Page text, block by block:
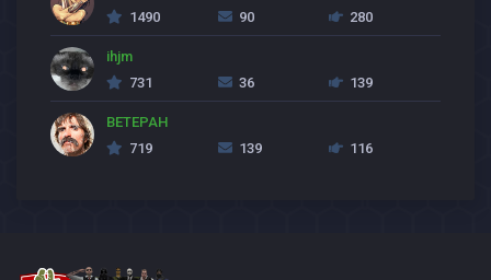
1490
90 280
ihjm
731
36 139
BETEPAH
719
139 116